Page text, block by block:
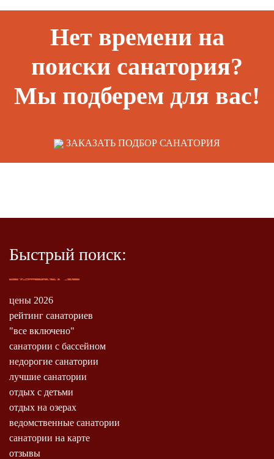
Нет времени на
поиски санатория?
Мы подберем для вас!
ЗАКАЗАТЬ ПОДБОР САНАТОРИЯ
Быстрый поиск:
цены 2026
рейтинг санаториев
"все включено"
санатории с бассейном
недорогие санатории
лучшие санатории
отдых с детьми
отдых на озерах
ведомственные санатории
санатории на карте
отзывы